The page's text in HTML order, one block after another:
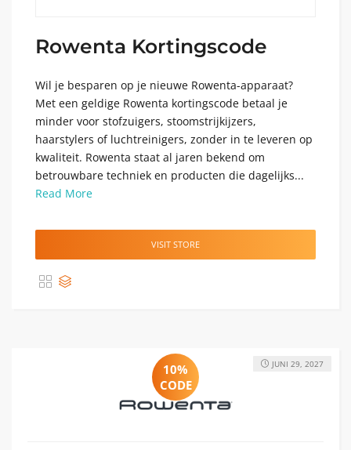
Rowenta Kortingscode
Wil je besparen op je nieuwe Rowenta-apparaat?
Met een geldige Rowenta kortingscode betaal je
minder voor stofzuigers, stoomstrijkijzers,
haarstylers of luchtreinigers, zonder in te leveren op
kwaliteit. Rowenta staat al jaren bekend om
betrouwbare techniek en producten die dagelijks...
Read More
VISIT STORE
10%
CODE
JUNI 29, 2027